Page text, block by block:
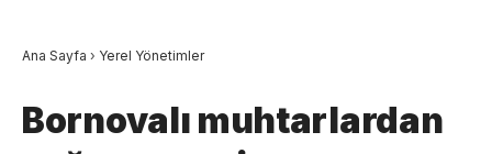
Ana Sayfa › Yerel Yönetimler
Bornovalı muhtarlardan